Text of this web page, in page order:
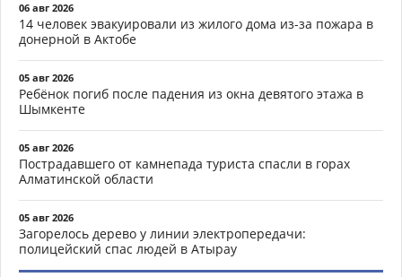
06 авг 2026
14 человек эвакуировали из жилого дома из-за пожара в
донерной в Актобе
05 авг 2026
Ребёнок погиб после падения из окна девятого этажа в
Шымкенте
05 авг 2026
Пострадавшего от камнепада туриста спасли в горах
Алматинской области
05 авг 2026
Загорелось дерево у линии электропередачи:
полицейский спас людей в Атырау